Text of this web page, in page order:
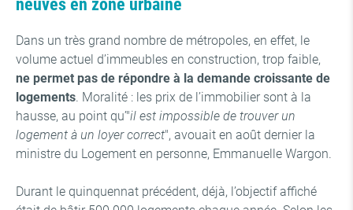
neuves en zone urbaine
Dans un très grand nombre de métropoles, en effet, le
volume actuel d’immeubles en construction, trop faible,
ne permet pas de répondre à la demande croissante de
logements. Moralité : les prix de l’immobilier sont à la
hausse, au point qu’"il est impossible de trouver un
logement à un loyer correct", avouait en août dernier la
ministre du Logement en personne, Emmanuelle Wargon.
Durant le quinquennat précédent, déjà, l’objectif affiché